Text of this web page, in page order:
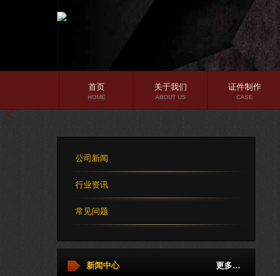
首页
HOME
关于我们
ABOUT US
证件制作
CASE
公司新闻
行业资讯
常见问题
更多…
新闻中心